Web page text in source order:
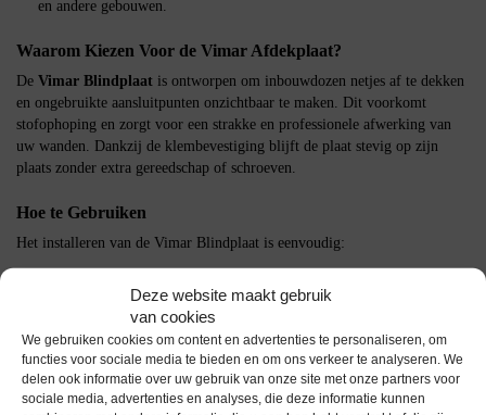
Deze website maakt gebruik
van cookies
We gebruiken cookies om content en advertenties te personaliseren, om
functies voor sociale media te bieden en om ons verkeer te analyseren. We
delen ook informatie over uw gebruik van onze site met onze partners voor
sociale media, advertenties en analyses, die deze informatie kunnen
en andere gebouwen.
Waarom Kiezen Voor de Vimar Afdekplaat?
De Vimar Blindplaat is ontworpen om inbouwdozen netjes af te dekken
en ongebruikte aansluitpunten onzichtbaar te maken. Dit voorkomt
stofophoping en zorgt voor een strakke en professionele afwerking van
uw wanden. Dankzij de klembevestiging blijft de plaat stevig op zijn
plaats zonder extra gereedschap of schroeven.
Hoe te Gebruiken
Het installeren van de Vimar Blindplaat is eenvoudig:
Controleer of de inbouwdoos correct is geplaatst en vrij is van
De klemmen zorgen voor een stevige en veilige bevestiging zonder
extra montage.